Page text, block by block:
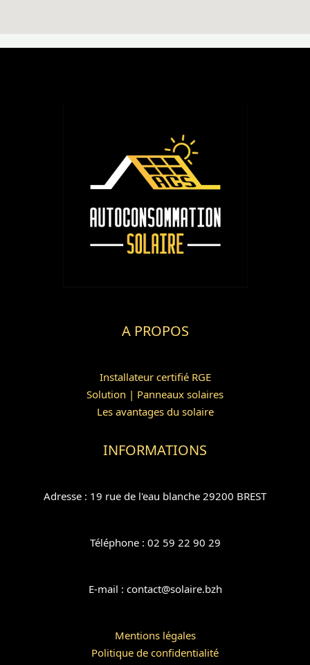
A PROPOS
Installateur certifié RGE
Solution | Panneaux solaires
Les avantages du solaire
INFORMATIONS
Adresse : 19 rue de l'eau blanche 29200 BREST
Téléphone : 02 59 22 90 29
E-mail : contact@solaire.bzh
Mentions légales
Politique de confidentialité